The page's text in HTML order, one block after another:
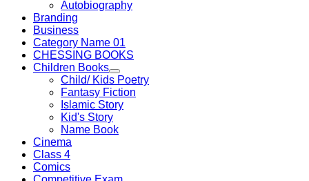
Autobiography
Branding
Business
Category Name 01
CHESSING BOOKS
Children Books
Child/ Kids Poetry
Fantasy Fiction
Islamic Story
Kid's Story
Name Book
Cinema
Class 4
Comics